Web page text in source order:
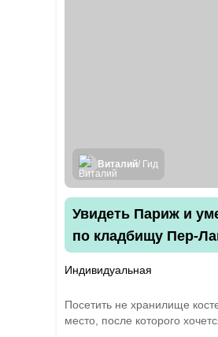
Виталий/ Гид
Увидеть Париж и
по кладбищу Пер-
Индивидуальная
Посетить не хранилище
место, после которого